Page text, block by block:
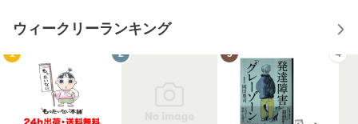
ウィークリーランキング
1 2 3 4